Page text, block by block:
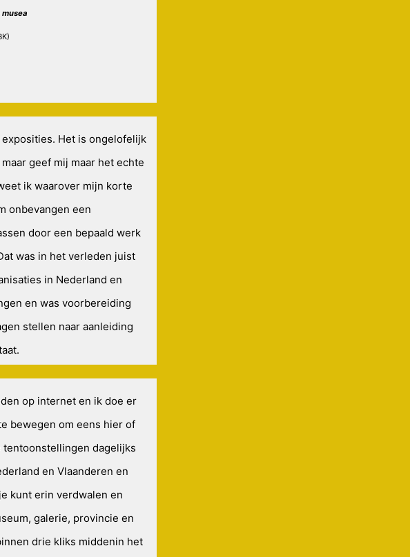
Het is ongelofelijk
geef mij maar het echte
ik waarover mijn korte
onbevangen een
door een bepaald werk
was in het verleden juist
in Nederland en
en was voorbereiding
stellen naar aanleiding
op internet en ik doe er
bewegen om eens hier of
tentoonstellingen dagelijks
en Vlaanderen en
kunt erin verdwalen en
galerie, provincie en
drie kliks middenin het